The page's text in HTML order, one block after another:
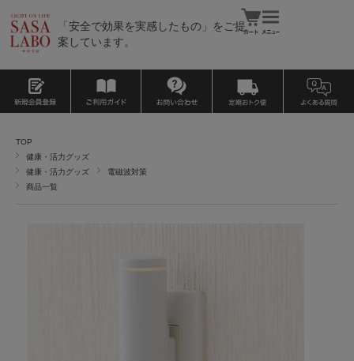
「安全で効果を実感したもの」をご提
案しています。
TOP
健康・活力グッズ
健康・活力グッズ
電磁波対策
商品一覧